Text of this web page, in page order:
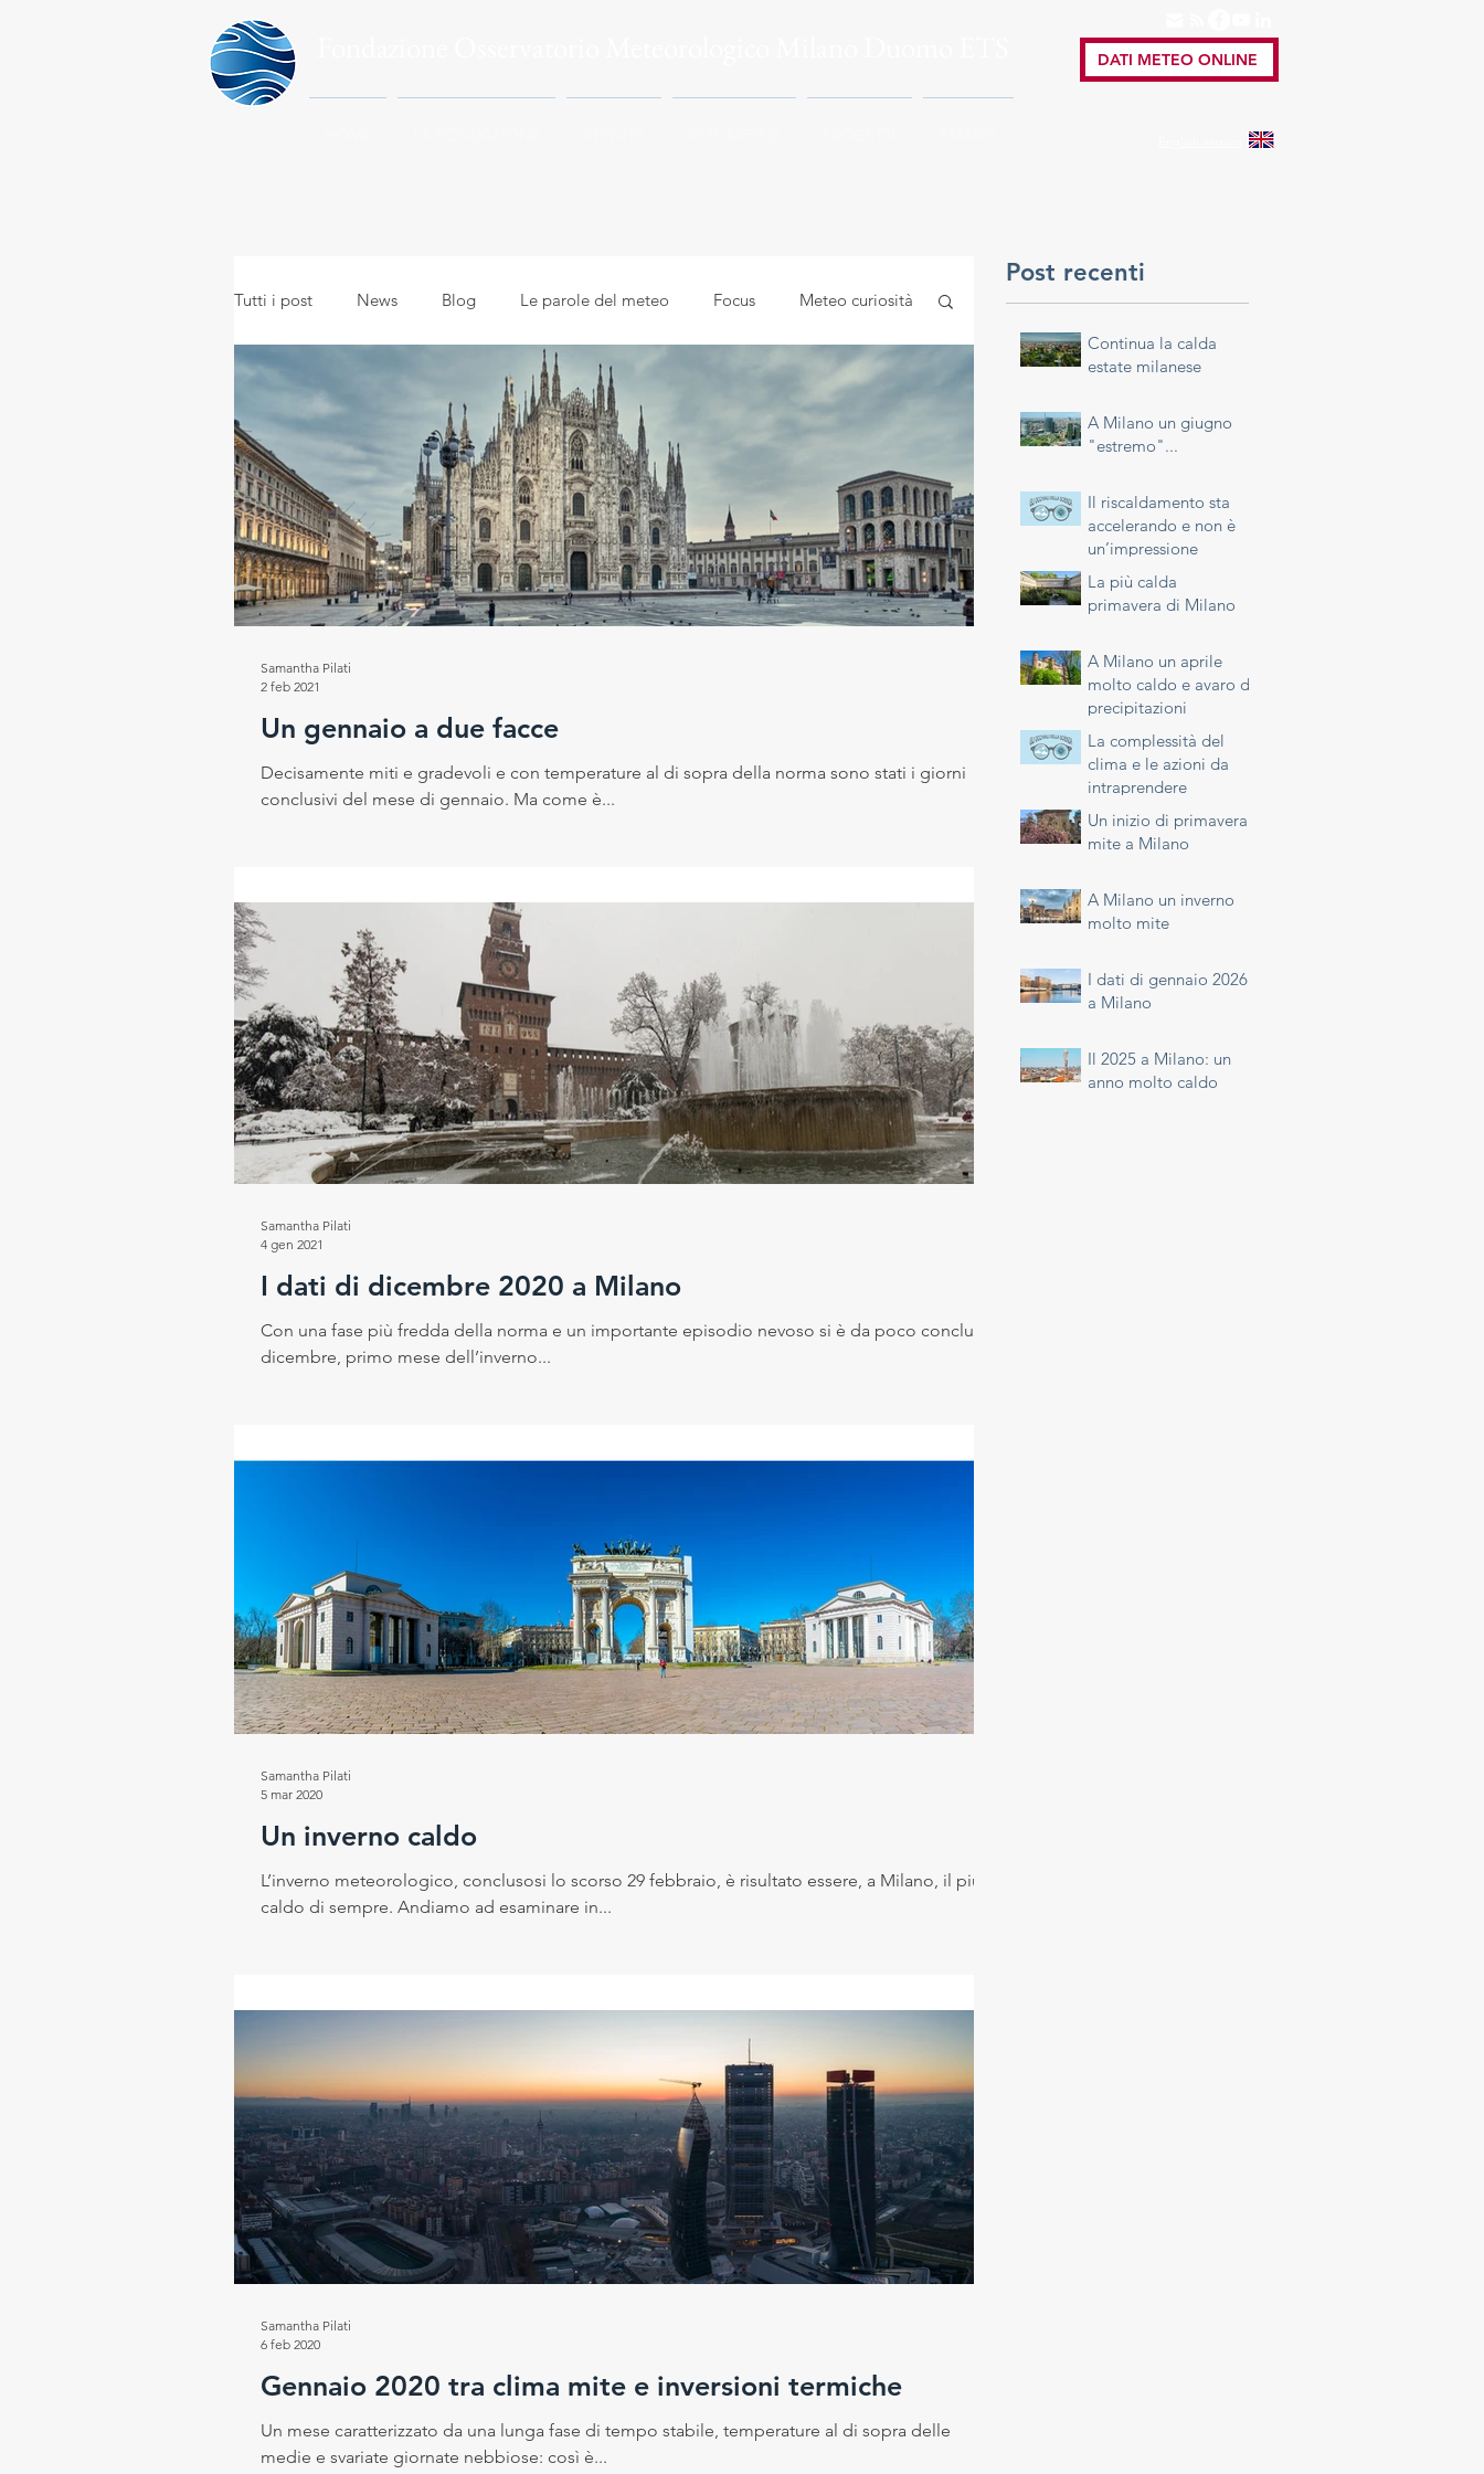
DATI METEO ONLINE
Tutti i post News Blog Le parole del meteo Focus Meteo curiosità
Meteo in everyday life Ambiente Astrocuriosità Meteo e Salute
Meteo e viaggi Meteorologia applicata Meteorologia e climatologia
Progetto RESEt Salute e sicurezza sui luoghi di la Cambiamento climatico
Un gennaio a due facce
Decisamente miti e gradevoli e con temperature al di sopra della norma sono stati i giorni
conclusivi del mese di gennaio. Ma come è...
Samantha Pilati
2 feb 2021
I dati di dicembre 2020 a Milano
Con una fase più fredda della norma e un importante episodio nevoso si è da poco concluso
dicembre, primo mese dell’inverno...
Samantha Pilati
4 gen 2021
Un inverno caldo
L’inverno meteorologico, conclusosi lo scorso 29 febbraio, è risultato essere, a Milano, il più
caldo di sempre. Andiamo ad esaminare in...
Samantha Pilati
5 mar 2020
Gennaio 2020 tra clima mite e inversioni termiche
Un mese caratterizzato da una lunga fase di tempo stabile, temperature al di sopra delle
medie e svariate giornate nebbiose: così è...
Samantha Pilati
6 feb 2020
Post recenti
Continua la calda
estate milanese
A Milano un giugno
"estremo"...
Il riscaldamento sta
accelerando e non è
un’impressione
La più calda
primavera di Milano
A Milano un aprile
molto caldo e avaro di
precipitazioni
La complessità del
clima e le azioni da
intraprendere
Un inizio di primavera
mite a Milano
A Milano un inverno
molto mite
I dati di gennaio 2026
a Milano
Il 2025 a Milano: un
anno molto caldo